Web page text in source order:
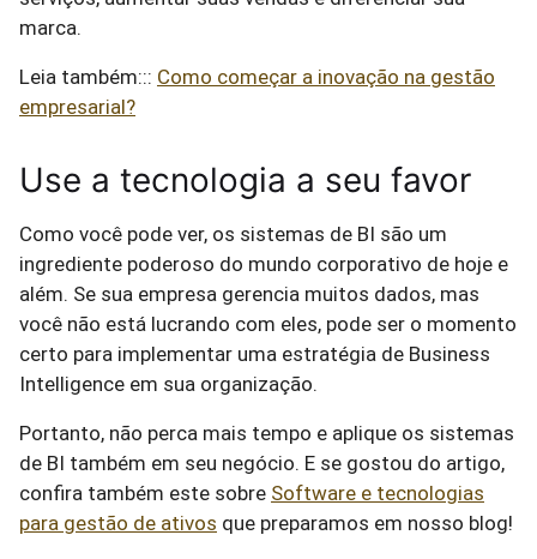
marca.
Leia também::: Como começar a inovação na gestão
empresarial?
Use a tecnologia a seu favor
Como você pode ver, os sistemas de BI são um
ingrediente poderoso do mundo corporativo de hoje e
além. Se sua empresa gerencia muitos dados, mas
você não está lucrando com eles, pode ser o momento
certo para implementar uma estratégia de Business
Intelligence em sua organização.
Portanto, não perca mais tempo e aplique os sistemas
de BI também em seu negócio. E se gostou do artigo,
confira também este sobre Software e tecnologias
para gestão de ativos que preparamos em nosso blog!